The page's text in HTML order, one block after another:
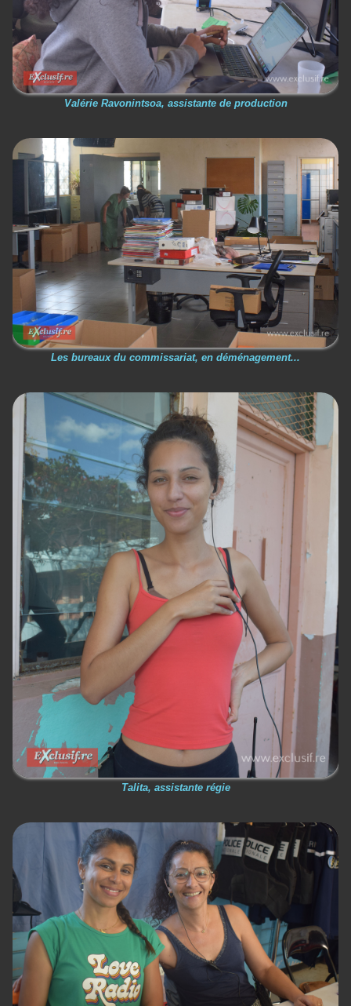
Valérie Ravonintsoa, assistante de production
Les bureaux du commissariat, en déménagement...
Talita, assistante régie